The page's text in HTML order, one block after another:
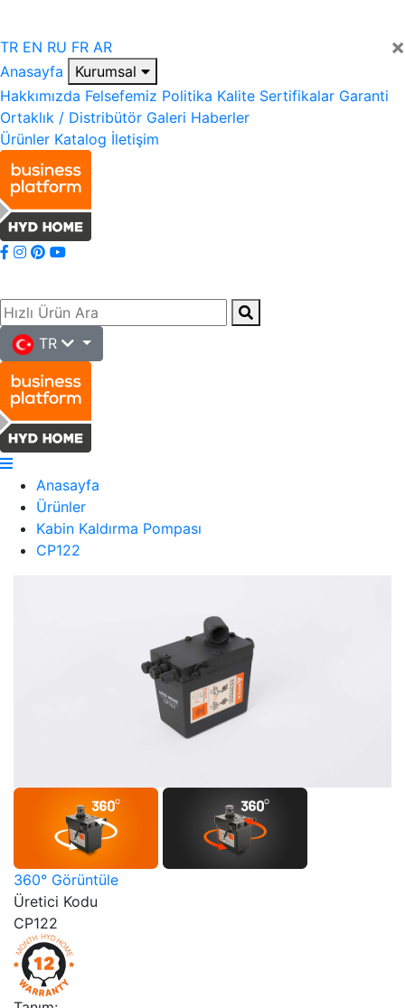
×
TR EN RU FR AR
Anasayfa
Kurumsal
Hakkımızda Felsefemiz Politika Kalite Sertifikalar Garanti
Ortaklık / Distribütör Galeri Haberler
Ürünler Katalog İletişim
TR
Anasayfa
Ürünler
Kabin Kaldırma Pompası
CP122
360° Görüntüle
Üretici Kodu
CP122